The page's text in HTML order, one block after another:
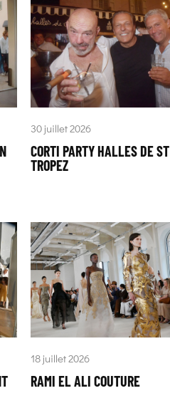
30 juillet 2026
CORTI PARTY HALLES DE ST
TROPEZ
18 juillet 2026
RAMI EL ALI COUTURE